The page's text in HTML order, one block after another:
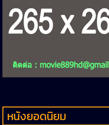
หนังยอดนิยม